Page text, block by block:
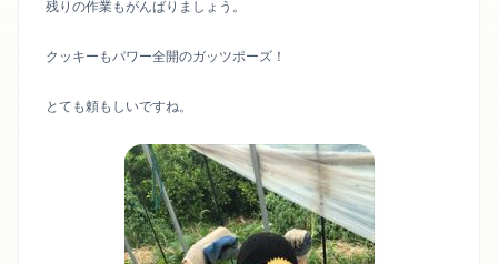
残りの作業もがんばりましょう。
クッキーもパワー全開のガッツポーズ！
とても頼もしいですね。